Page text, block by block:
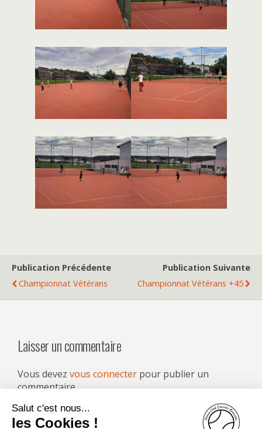
Publication Précédente
Championnat Vétérans
Publication Suivante
Championnat Vétérans +45
Laisser un commentaire
Vous devez vous connecter pour publier un
commentaire.